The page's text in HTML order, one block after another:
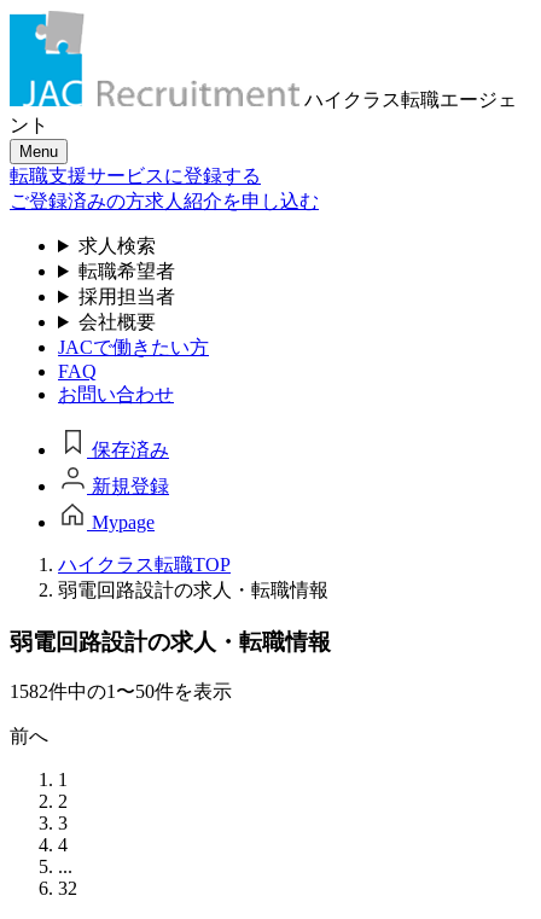
ハイクラス転職エージェ
ント
Menu
転職支援サービスに登録する
ご登録済みの方求人紹介を申し込む
求人検索
転職希望者
採用担当者
会社概要
JACで働きたい方
FAQ
お問い合わせ
保存済み
新規登録
Mypage
ハイクラス転職TOP
弱電回路設計の求人・転職情報
弱電回路設計の求人・転職情報
1582件中の1〜50件を表示
前へ
1
2
3
4
...
32